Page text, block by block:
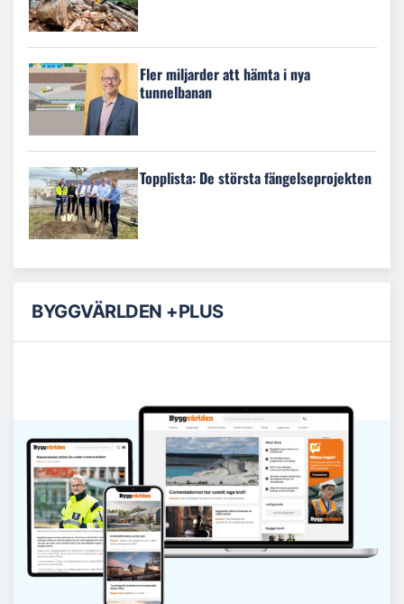
Fler miljarder att hämta i nya
tunnelbanan
Topplista: De största fängelseprojekten
BYGGVÄRLDEN +PLUS